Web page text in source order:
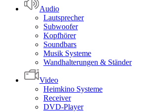
Audio
Lautsprecher
Subwoofer
Kopfhörer
Soundbars
Musik Systeme
Wandhalterungen & Ständer
Video
Heimkino Systeme
Receiver
DVD-Player